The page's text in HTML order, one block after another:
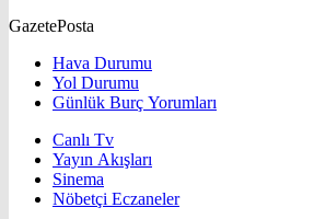
GazetePosta
Hava Durumu
Yol Durumu
Günlük Burç Yorumları
Canlı Tv
Yayın Akışları
Sinema
Nöbetçi Eczaneler